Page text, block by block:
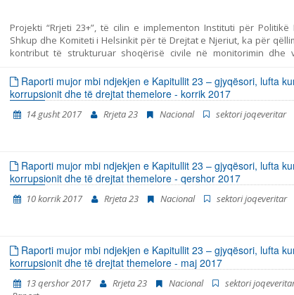
Projekti “Rrjeti 23+”, të cilin e implementon Instituti për Politikë
Shkup dhe Komiteti i Helsinkit për të Drejtat e Njeriut, ka për
kontribut të strukturuar shoqërisë civile në monitorimin dhe
politikave të përfshira me Kapitullin 23 nga aderimi në BE –
të drejtat themelore. Ky raport i bashkon në një tërësi të vetme
gjitha konstatimet, konkluzionet dhe rekomandimet, të cilat
monitorimi i fushave të strukturuara në Kapitullin 23 –
drejtat themelore. Në të vërtetë, ky është Raporti i tretë në
publikon “Rrjeti 23”. Dy raportet paraprakë kishin të bëjnë
kohore tetor 2014 - korrik 2015 dhe korrik 2015 – prill 2016.
e muajit janar të vitit 2018. Periudha e përfshirjes së Raportit
në mënyrë që korrespondoj me ciklin e ri të raporteve t
Raporti mujor mbi ndjekjen e Kapitullit 23 – gjyqësori, lufta
korrupsionit dhe të drejtat themelore - korrik 2017
14 gusht 2017 Rrjeta 23 Nacional sektori joqeveritar
Raporti mujor mbi ndjekjen e Kapitullit 23 – gjyqësori, lufta
korrupsionit dhe të drejtat themelore - qershor 2017
10 korrik 2017 Rrjeta 23 Nacional sektori joqeveritar
Raporti mujor mbi ndjekjen e Kapitullit 23 – gjyqësori, lufta
korrupsionit dhe të drejtat themelore - maj 2017
13 qershor 2017 Rrjeta 23 Nacional
sektori